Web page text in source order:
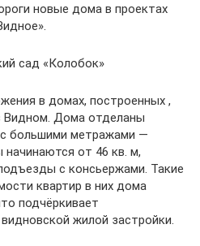
новые дома в проектах
сад «Колобок»
в домах, построенных ,
Видном. Дома отделаны
большими метражами —
от 46 кв. м,
с консьержами. Такие
квартир в них дома
подчёркивает
жилой застройки.